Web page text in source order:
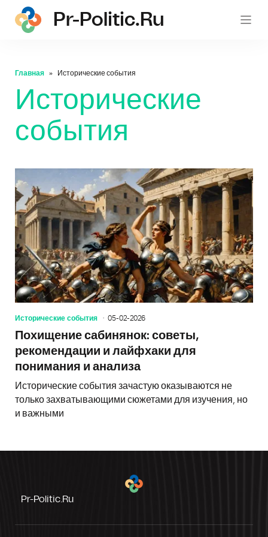
pr-
Pr-Politic.ru
Главная Исторические события
Исторические
события
Исторические события 05-02-2026
Похищение сабинянок: советы,
рекомендации и лайфхаки для
понимания и анализа
Исторические события зачастую оказываются не
только захватывающими сюжетами для изучения, но
и важными
Pr-Politic.ru